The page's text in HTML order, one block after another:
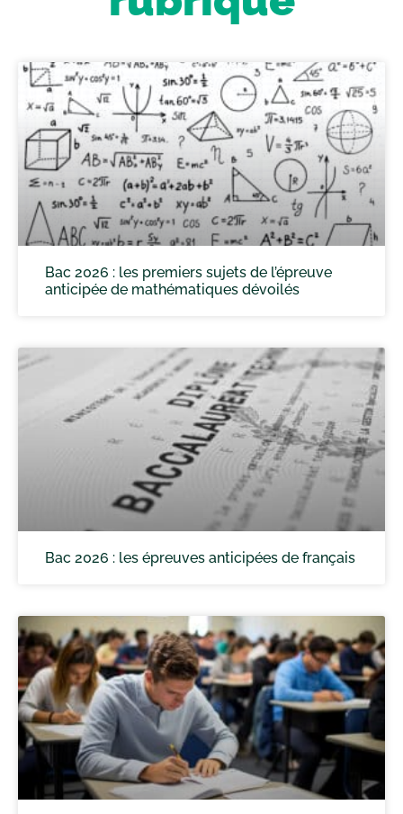
Bac 2026 : les premiers sujets de l’épreuve
anticipée de mathématiques dévoilés
Bac 2026 : les épreuves anticipées de français